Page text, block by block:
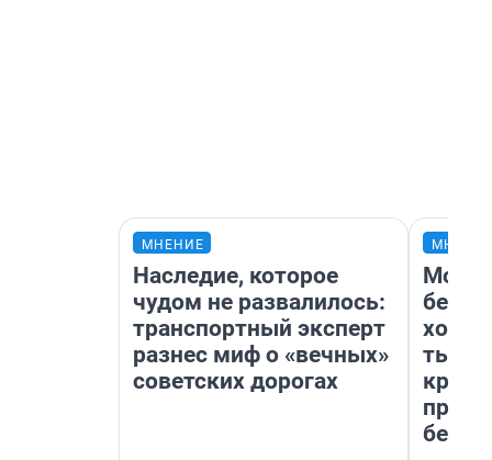
МНЕНИЕ
Наследие, которое
чудом не развалилось:
транспортный эксперт
разнес миф о «вечных»
советских дорогах
Мой